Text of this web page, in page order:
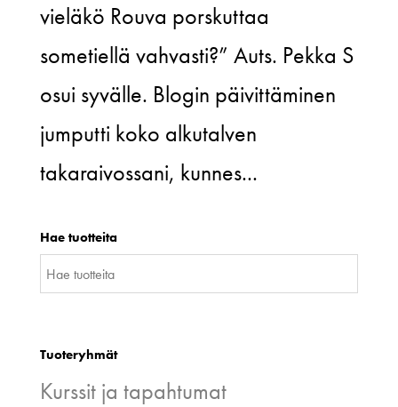
vieläkö Rouva porskuttaa
sometiellä vahvasti?” Auts. Pekka S
osui syvälle. Blogin päivittäminen
jumputti koko alkutalven
takaraivossani, kunnes...
Hae tuotteita
Tuoteryhmät
Kurssit ja tapahtumat